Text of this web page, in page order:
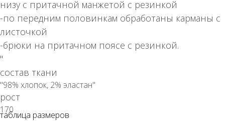
низу с притачной манжетой с резинкой
-по передним половинкам обработаны карманы с
листочкой
-брюки на притачном поясе с резинкой.
"
состав ткани
"98% хлопок, 2% эластан"
рост
170
таблица размеров